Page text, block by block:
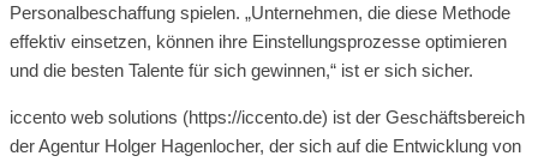
Personalbeschaffung spielen. „Unternehmen, die diese Methode
effektiv einsetzen, können ihre Einstellungsprozesse optimieren
und die besten Talente für sich gewinnen,“ ist er sich sicher.
iccento web solutions (https://iccento.de) ist der Geschäftsbereich
der Agentur Holger Hagenlocher, der sich auf die Entwicklung von